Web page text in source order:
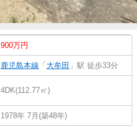
900万円
鹿児島本線 「 大牟田 」駅 徒歩33分
4DK(112.77㎡)
1978年 7月(築48年)